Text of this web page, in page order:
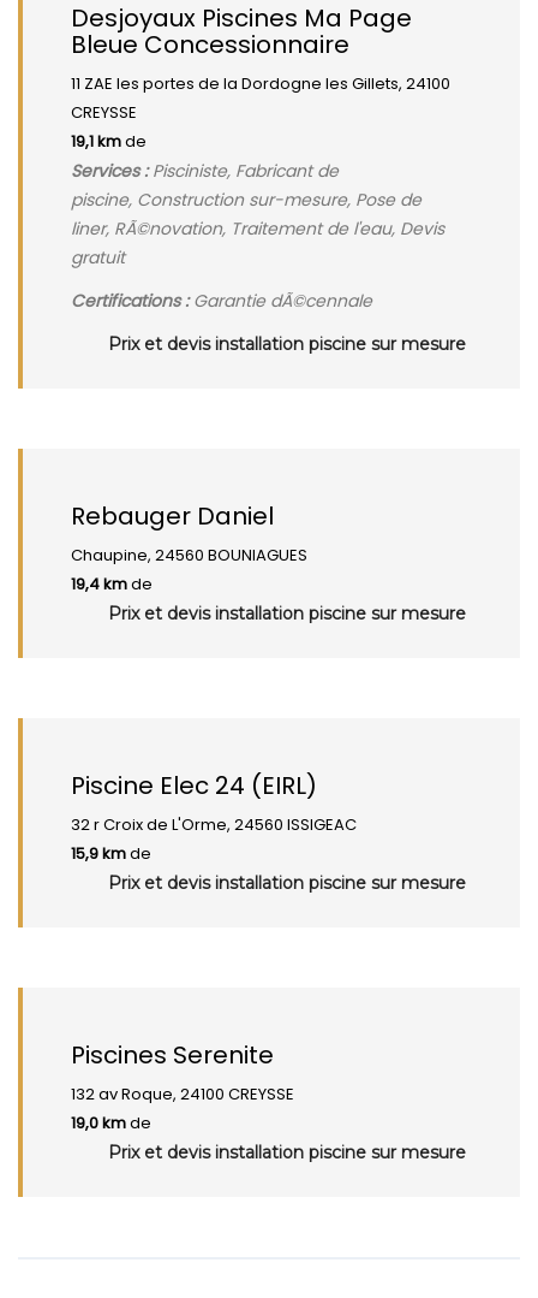
Desjoyaux Piscines Ma Page
Bleue Concessionnaire
11 ZAE les portes de la Dordogne les Gillets, 24100
CREYSSE
19,1 kmde
Services :Pisciniste, Fabricant de
piscine, Construction sur-mesure, Pose de
liner, RÃ©novation, Traitement de l'eau, Devis
gratuit
Certifications :Garantie dÃ©cennale
Prix et devis installation piscine sur mesure
Rebauger Daniel
Chaupine, 24560 BOUNIAGUES
19,4 kmde
Prix et devis installation piscine sur mesure
Piscine Elec 24 (EIRL)
32 r Croix de L'Orme, 24560 ISSIGEAC
15,9 kmde
Prix et devis installation piscine sur mesure
Piscines Serenite
132 av Roque, 24100 CREYSSE
19,0 kmde
Prix et devis installation piscine sur mesure